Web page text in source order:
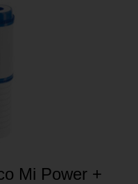
Mi Power +